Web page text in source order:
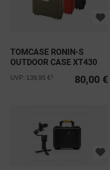
TOMCASE RONIN-S
OUTDOOR CASE XT430
80,00 €
UVP: 139,95 €